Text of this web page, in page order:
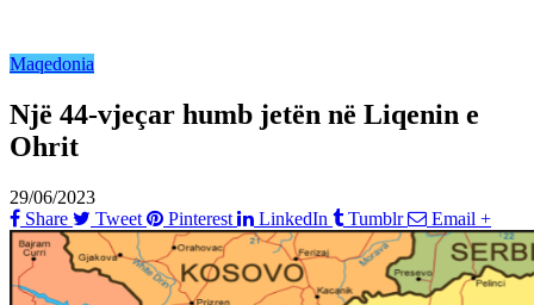
Maqedonia
Një 44-vjeçar humb jetën në Liqenin e
Ohrit
29/06/2023
Share
Tweet Pinterest LinkedIn Tumblr Email +